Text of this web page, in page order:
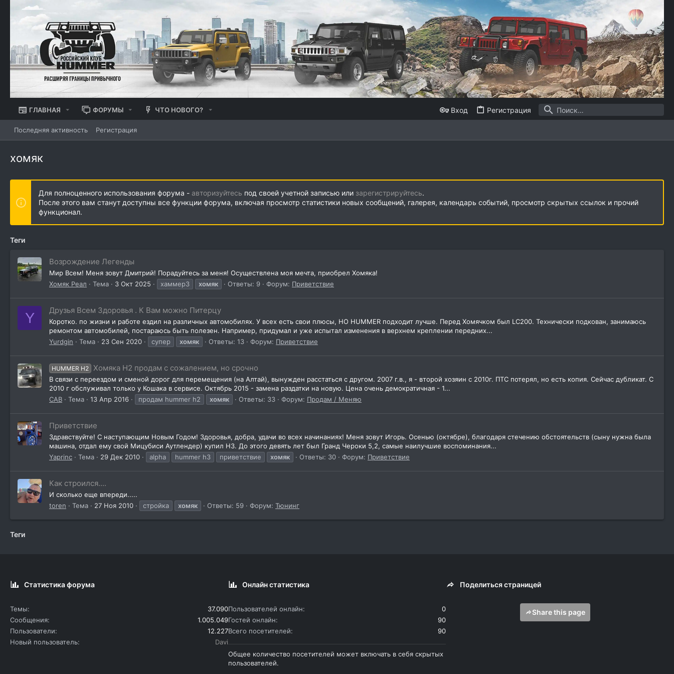
ГЛАВНАЯ ФОРУМЫ ЧТО НОВОГО? Вход Регистрация
Последняя активность Регистрация
хомяк
Для полноценного использования форума - авторизуйтесь под своей учетной записью или зарегистрируйтесь.
После этого вам станут доступны все функции форума, включая просмотр статистики новых сообщений, галерея, календарь событий, просмотр скрытых ссылок и прочий
функционал.
Теги
Возрождение Легенды
Мир Всем! Меня зовут Дмитрий! Порадуйтесь за меня! Осуществлена моя мечта, приобрел Хомяка!
Хомяк Реал
Тема 3 Окт 2025 хаммер3 хомяк Ответы: 9 Форум: Приветствие
Y Друзья Всем Здоровья . К Вам можно Питерцу
Коротко. по жизни и работе ездил на различных автомобилях. У всех есть свои плюсы, НО HUMMER подходит лучше. Перед Хомячком был LC200. Технически подкован, занимаюсь
ремонтом автомобилей, постараюсь быть полезен. Например, придумал и уже испытал изменения в верхнем креплении передних...
Yurdgin
Тема 23 Сен 2020 супер хомяк Ответы: 13 Форум: Приветствие
HUMMER H2 Хомяка Н2 продам с сожалением, но срочно
В связи с переездом и сменой дорог для перемещения (на Алтай), вынужден расстаться с другом. 2007 г.в., я - второй хозяин с 2010г. ПТС потерял, но есть копия. Сейчас дубликат. С
2010 г обслуживал только у Кошака в сервисе. Октябрь 2015 - замена раздатки на новую. Цена очень демократичная - 1...
CAB
Тема 13 Апр 2016 продам hummer h2 хомяк Ответы: 33 Форум: Продам / Меняю
Приветствие
Здравствуйте! С наступающим Новым Годом! Здоровья, добра, удачи во всех начинаниях! Меня зовут Игорь. Осенью (октябре), благодаря стечению обстоятельств (сыну нужна была
машина, отдал ему свой Мицубиси Аутлендер) купил Н3. До этого девять лет был Гранд Чероки 5,2, самые наилучшие воспоминания...
Yaprinc
Тема 29 Дек 2010 alpha hummer h3 приветствие хомяк Ответы: 30 Форум: Приветствие
Как строился....
И сколько еще впереди.....
toren
Тема 27 Ноя 2010 стройка хомяк Ответы: 59 Форум: Тюнинг
Теги
Статистика форума
Темы
37.090
Сообщения
1.005.049
Пользователи
12.227
Новый пользователь
Davi
Онлайн статистика
Пользователей онлайн
0
Гостей онлайн
90
Всего посетителей
90
Общее количество посетителей может включать в себя скрытых
пользователей.
Поделиться страницей
Share this page